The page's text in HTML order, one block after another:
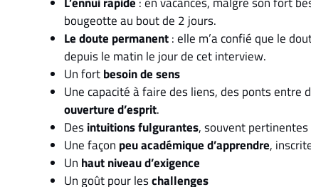
bougeotte au bout de 2 jours.
Le doute permanent: elle m’a confié que le
depuis le matin le jour de cet interview.
Un fortbesoin de sens
Une capacité à faire des liens, des ponts
ouverture d’esprit.
Desintuitions fulgurantes, souvent pertinentes
Une façon peu académique d’apprendre,
Un haut niveau d’exigence
Un goût pour leschallenges